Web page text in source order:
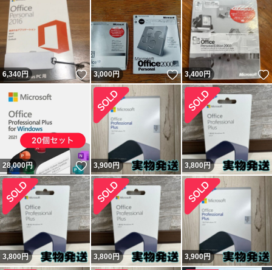
6,340円 いいね！
3,000円 いいね！
3,400円
28,000円 いいね！
3,900円 3,800円
3,800円 3,800円 3,900円